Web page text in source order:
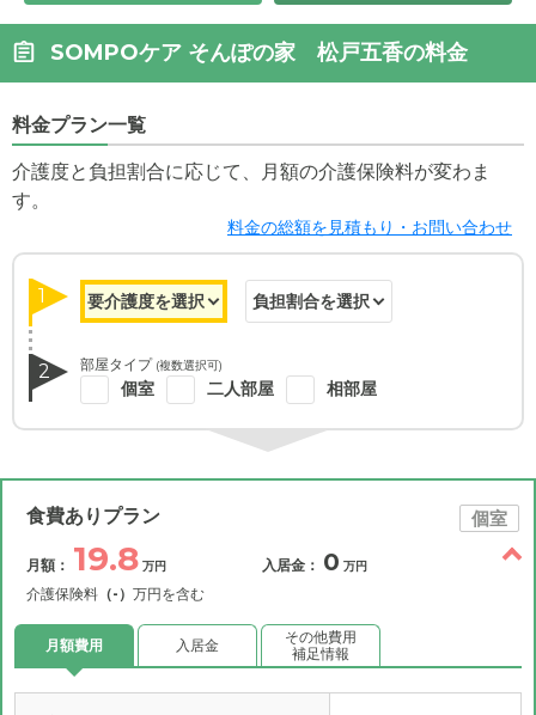
SOMPOケア そんぽの家 松戸五香の料金
料金プラン一覧
介護度と負担割合に応じて、月額の介護保険料が変わま
す。
料金の総額を見積もり・お問い合わせ
1
2 部屋タイプ (複数選択可)
個室 二人部屋 相部屋
食費ありプラン 個室
月額： 19.8 万円
介護保険料 （-） 万円を含む
入居金： 0 万円
月額費用 入居金
その他費用
補足情報